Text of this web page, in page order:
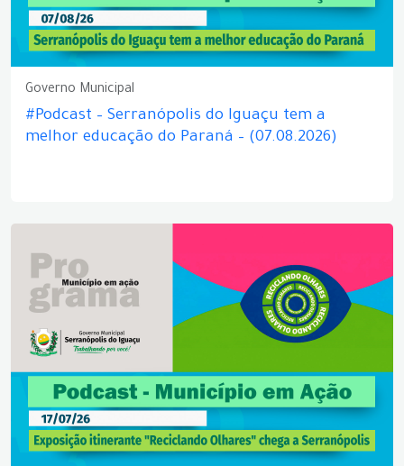
Governo Municipal
#Podcast – Serranópolis do Iguaçu tem a
melhor educação do Paraná – (07.08.2026)